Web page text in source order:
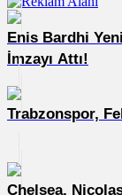
Enis Bardhi
İmzayı Attı!
Trabzonspor,
Chelsea,